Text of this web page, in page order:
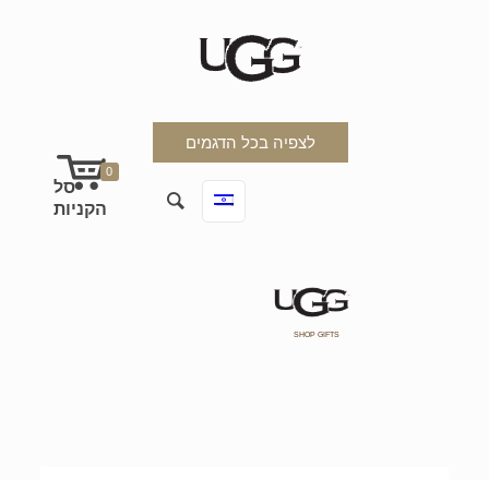
לצפיה בכל הדגמים
0
SHOP GIFTS